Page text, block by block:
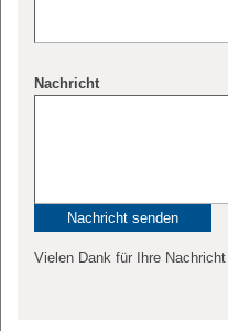
Nachricht
Vielen Dank für Ihre Nachricht